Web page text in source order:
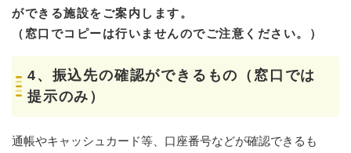
ができる施設をご案内します。
（窓口でコピーは行いませんのでご注意ください。）
4、振込先の確認ができるもの（窓口では
提示のみ）
通帳やキャッシュカード等、口座番号などが確認できるも